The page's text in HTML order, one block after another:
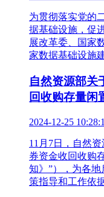
为贯彻落实党的
据基础设施，促
展改革委、国家
家数据基础设施
自然资源部关
回收购存量闲
2024-12-25
11月7日，自然
券资金收回收购
知》”），为各
策指导和工作依据